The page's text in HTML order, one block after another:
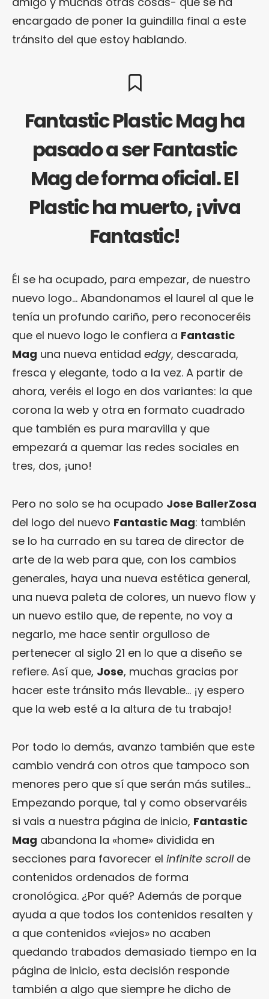
encargado de poner la guindilla final a este
tránsito del que estoy hablando.
Fantastic Plastic Mag ha
pasado a ser Fantastic
Mag de forma oficial. El
Plastic ha muerto, ¡viva
Fantastic!
Él se ha ocupado, para empezar, de nuestro
nuevo logo… Abandonamos el laurel al que le
tenía un profundo cariño, pero reconoceréis
que el nuevo logo le confiera a Fantastic
Mag una nueva entidad edgy, descarada,
fresca y elegante, todo a la vez. A partir de
ahora, veréis el logo en dos variantes: la que
corona la web y otra en formato cuadrado
que también es pura maravilla y que
empezará a quemar las redes sociales en
tres, dos, ¡uno!
Pero no solo se ha ocupado Jose BallerZosa
del logo del nuevo Fantastic Mag: también
se lo ha currado en su tarea de director de
arte de la web para que, con los cambios
generales, haya una nueva estética general,
una nueva paleta de colores, un nuevo flow y
un nuevo estilo que, de repente, no voy a
negarlo, me hace sentir orgulloso de
pertenecer al siglo 21 en lo que a diseño se
refiere. Así que, Jose, muchas gracias por
hacer este tránsito más llevable… ¡y espero
que la web esté a la altura de tu trabajo!
Por todo lo demás, avanzo también que este
cambio vendrá con otros que tampoco son
menores pero que sí que serán más sutiles…
Empezando porque, tal y como observaréis
si vais a nuestra página de inicio, Fantastic
Mag abandona la «home» dividida en
secciones para favorecer el infinite scrollde
contenidos ordenados de forma
cronológica. ¿Por qué? Además de porque
ayuda a que todos los contenidos resalten y
a que contenidos «viejos» no acaben
quedando trabados demasiado tiempo en la
página de inicio, esta decisión responde
también a algo que siempre he dicho de